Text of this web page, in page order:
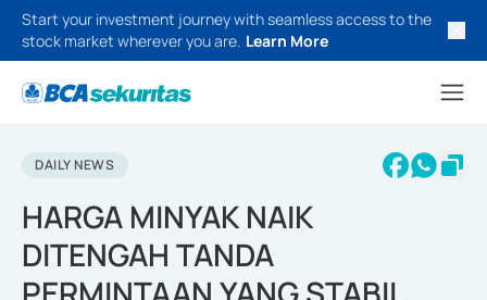
Start your investment journey with seamless access to the
stock market wherever you are. Learn More
DAILY NEWS
HARGA MINYAK NAIK
DITENGAH TANDA